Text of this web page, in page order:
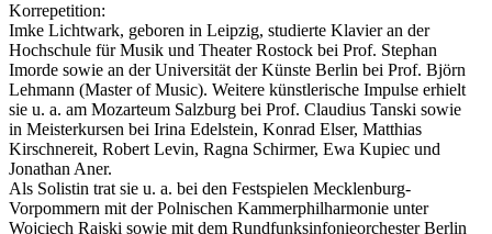
Korrepetition:
Imke Lichtwark, geboren in Leipzig, studierte Klavier an der
Hochschule für Musik und Theater Rostock bei Prof. Stephan
Imorde sowie an der Universität der Künste Berlin bei Prof. Björn
Lehmann (Master of Music). Weitere künstlerische Impulse erhielt
sie u. a. am Mozarteum Salzburg bei Prof. Claudius Tanski sowie
in Meisterkursen bei Irina Edelstein, Konrad Elser, Matthias
Kirschnereit, Robert Levin, Ragna Schirmer, Ewa Kupiec und
Jonathan Aner.
Als Solistin trat sie u. a. bei den Festspielen Mecklenburg-
Vorpommern mit der Polnischen Kammerphilharmonie unter
Wojciech Rajski sowie mit dem Rundfunksinfonieorchester Berlin